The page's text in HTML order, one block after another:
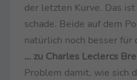
der letzten Kurve. Das
schade. Beide auf dem
natürlich noch besser für
… zu Charles Leclercs
Problem damit, wie sich